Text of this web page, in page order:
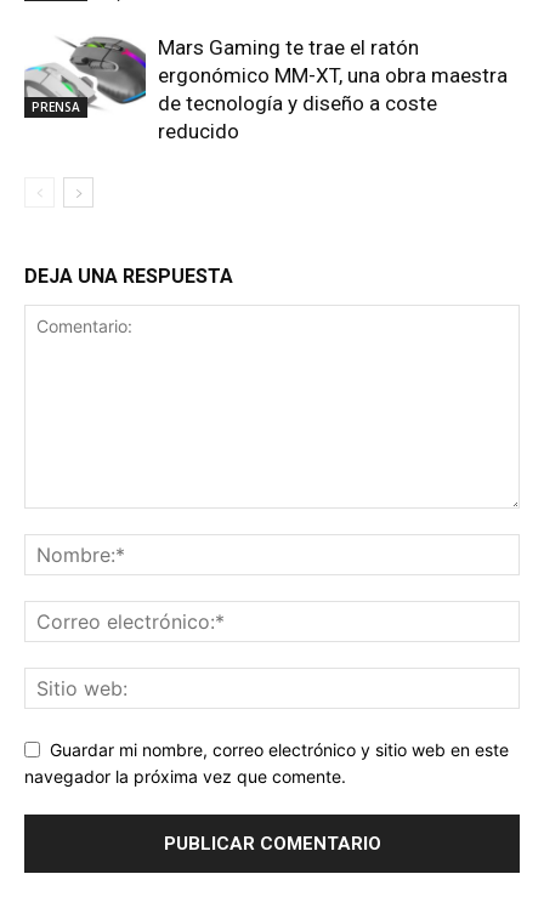
PRENSA
Mars Gaming te trae el ratón
ergonómico MM-XT, una obra maestra
de tecnología y diseño a coste
reducido
DEJA UNA RESPUESTA
Guardar mi nombre, correo electrónico y sitio web en este
navegador la próxima vez que comente.